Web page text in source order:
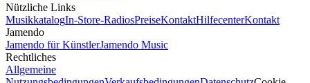
Nützliche Links
MusikkatalogIn-Store-RadiosPreiseKontaktHilfecenterKontakt
Jamendo
Jamendo für KünstlerJamendo Music
Rechtliches
Allgemeine